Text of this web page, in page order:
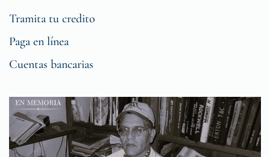
Tramita tu credito
Paga en línea
Cuentas bancarias